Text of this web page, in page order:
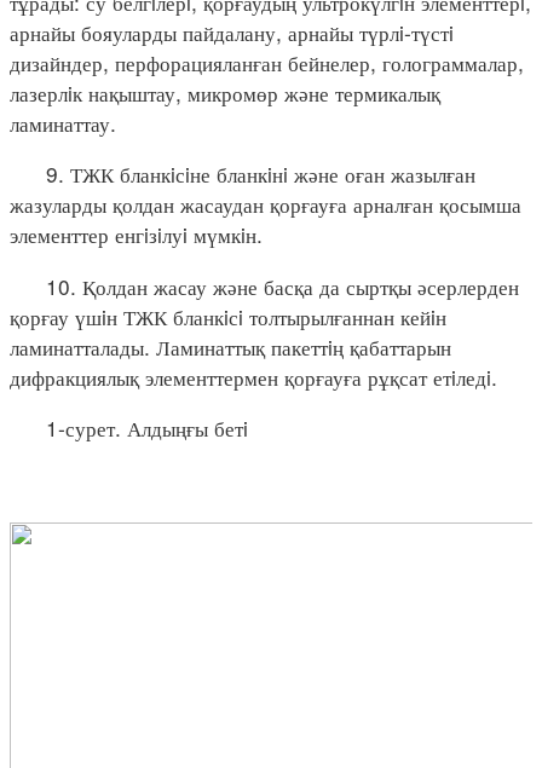
арнайы бояуларды пайдалану, арнайы түрлi-түстi
дизайндер, перфорацияланған бейнелер, голограммалар,
лазерлiк нақыштау, микромөр және термикалық
ламинаттау.
9. ТЖК бланкiсiне бланкiнi және оған жазылған
жазуларды қолдан жасаудан қорғауға арналған қосымша
элементтер енгiзiлуi мүмкiн.
10. Қолдан жасау және басқа да сыртқы әсерлерден
қорғау үшiн ТЖК бланкiсi толтырылғаннан кейiн
ламинатталады. Ламинаттық пакеттiң қабаттарын
дифракциялық элементтермен қорғауға рұқсат етiледi.
1-сурет. Алдыңғы бетi